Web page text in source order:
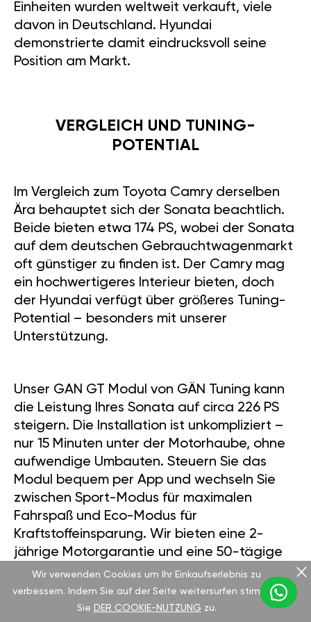
Einheiten wurden weltweit verkauft, viele
davon in Deutschland. Hyundai
demonstrierte damit eindrucksvoll seine
Position am Markt.
VERGLEICH UND TUNING-
POTENTIAL
Im Vergleich zum Toyota Camry derselben
Ära behauptet sich der Sonata beachtlich.
Beide bieten etwa 174 PS, wobei der Sonata
auf dem deutschen Gebrauchtwagenmarkt
oft günstiger zu finden ist. Der Camry mag
ein hochwertigeres Interieur bieten, doch
der Hyundai verfügt über größeres Tuning-
Potential – besonders mit unserer
Unterstützung.
Unser GAN GT Modul von GÄN Tuning kann
die Leistung Ihres Sonata auf circa 226 PS
steigern. Die Installation ist unkompliziert –
nur 15 Minuten unter der Motorhaube, ohne
aufwendige Umbauten. Steuern Sie das
Modul bequem per App und wechseln Sie
zwischen Sport-Modus für maximalen
Fahrspaß und Eco-Modus für
Kraftstoffeinsparung. Wir bieten eine 2-
jährige Motorgarantie und eine 50-tägige
Testphase.
Wir verwenden Cookies um Ihr Einkaufserlebnis zu
verbessern. Indem Sie auf der Seite weitersurfen stimmen
Sie DER COOKIE-NUTZUNG zu.